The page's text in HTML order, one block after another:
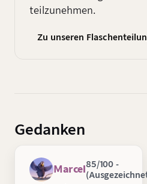
teilzunehmen.
Zu unseren
Gedanken
Marcel85/100 -